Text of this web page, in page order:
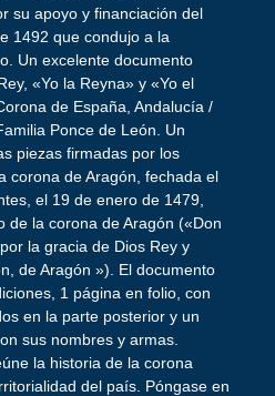
su apoyo y financiación del
1492 que condujo a la
Un excelente documento
«Yo la Reyna» y «Yo el
de España, Andalucía /
Ponce de León. Un
piezas firmadas por los
corona de Aragón, fechada el
el 19 de enero de 1479,
de la corona de Aragón («Don
la gracia de Dios Rey y
de Aragón »). El documento
1 página en folio, con
en la parte posterior y un
sus nombres y armas.
la historia de la corona
del país. Póngase en